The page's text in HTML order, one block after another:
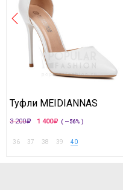
Туфли MEIDIANNAS
3 200 1 400 ( —56% )
36 37 38 39 40